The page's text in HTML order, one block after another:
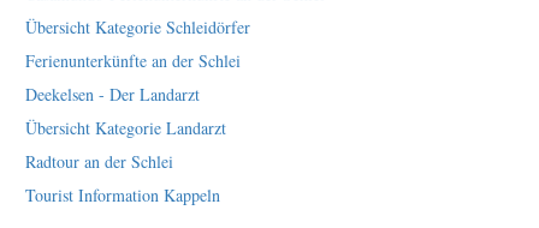
Übersicht Kategorie Schleidörfer
Ferienunterkünfte an der Schlei
Deekelsen - Der Landarzt
Übersicht Kategorie Landarzt
Radtour an der Schlei
Tourist Information Kappeln